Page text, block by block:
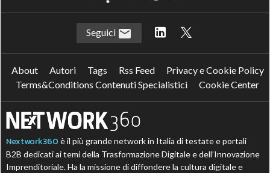
Seguici
About Autori Tags Rss Feed
Privacy e Cookie Policy
Terms&Conditions Contenuti Specialistici
Cookie Center
Nextwork360 è il più grande network in Italia di testate e portali
B2B dedicati ai temi della Trasformazione Digitale e dell’Innovazione
Imprenditoriale. Ha la missione di diffondere la cultura digitale e